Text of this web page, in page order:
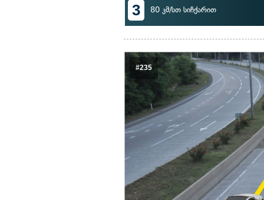
3 80 კმ/სთ სიჩქარით
#235